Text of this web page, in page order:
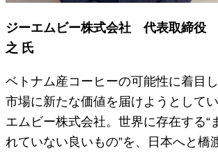
ジーエムビー株式会社 代表取締役
之 氏
ベトナム産コーヒーの可能性に着目
市場に新たな価値を届けようとして
エムビー株式会社。世界に存在する“
れていない良いもの”を、日本へと橋